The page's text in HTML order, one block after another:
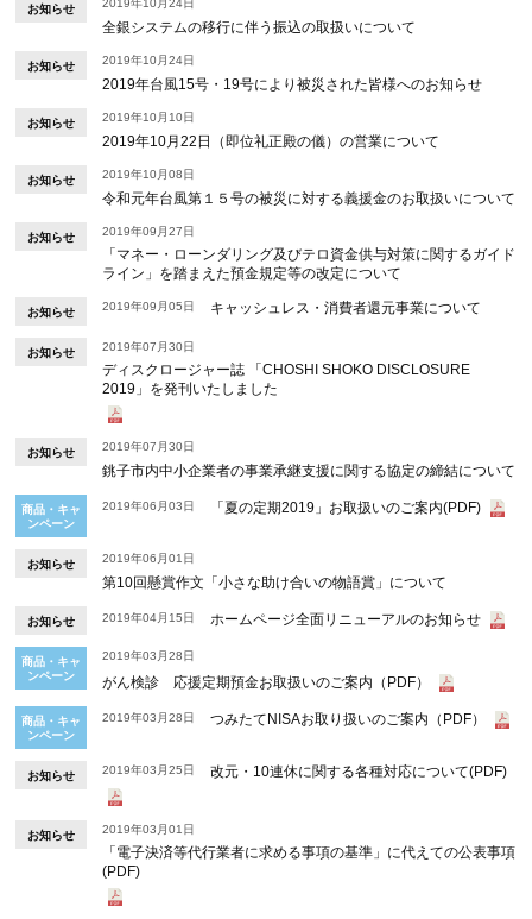
お知らせ 2019年10月24日
全銀システムの移行に伴う振込の取扱いについて
お知らせ 2019年10月24日
2019年台風15号・19号により被災された皆様へのお知らせ
お知らせ 2019年10月10日
2019年10月22日（即位礼正殿の儀）の営業について
お知らせ 2019年10月08日
令和元年台風第１５号の被災に対する義援金のお取扱いについて
お知らせ 2019年09月27日
「マネー・ローンダリング及びテロ資金供与対策に関するガイド
ライン」を踏まえた預金規定等の改定について
お知らせ 2019年09月05日 キャッシュレス・消費者還元事業について
お知らせ 2019年07月30日
ディスクロージャー誌 「CHOSHI SHOKO DISCLOSURE
2019」を発刊いたしました
お知らせ 2019年07月30日
銚子市内中小企業者の事業承継支援に関する協定の締結について
商品・キャ
ンペーン
2019年06月03日 「夏の定期2019」お取扱いのご案内(PDF)
お知らせ 2019年06月01日
第10回懸賞作文「小さな助け合いの物語賞」について
お知らせ 2019年04月15日 ホームページ全面リニューアルのお知らせ
商品・キャ
ンペーン
2019年03月28日
がん検診 応援定期預金お取扱いのご案内（PDF）
商品・キャ
ンペーン
2019年03月28日 つみたてNISAお取り扱いのご案内（PDF）
お知らせ 2019年03月25日 改元・10連休に関する各種対応について(PDF)
お知らせ 2019年03月01日
「電子決済等代行業者に求める事項の基準」に代えての公表事項
(PDF)